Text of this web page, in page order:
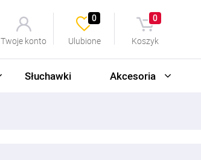
Twoje konto Ulubione
0
Koszyk
0
Słuchawki Akcesoria